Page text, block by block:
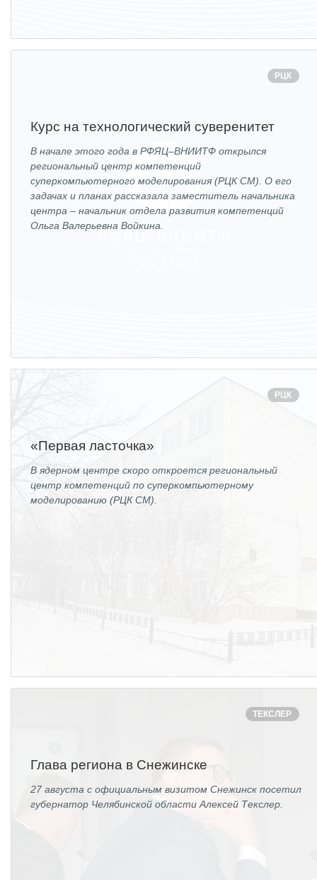
Школа молодого специалиста
Новый Снежинск
Оформление анкетного материала РФЯЦ
- ВНИИТФ
Профессиональное обучение
РЦК
Курс на технологический суверенитет
В начале этого года в РФЯЦ–ВНИИТФ открылся
региональный центр компетенций
суперкомпьютерного моделирования (РЦК СМ). О его
задачах и планах рассказала заместитель начальника
центра – начальник отдела развития компетенций
Ольга Валерьевна Войкина.
РЦК
«Первая ласточка»
В ядерном центре скоро откроется региональный
центр компетенций по суперкомпьютерному
моделированию (РЦК СМ).
ТЕКСЛЕР
Глава региона в Снежинске
27 августа с официальным визитом Снежинск посетил
губернатор Челябинской области Алексей Текслер.